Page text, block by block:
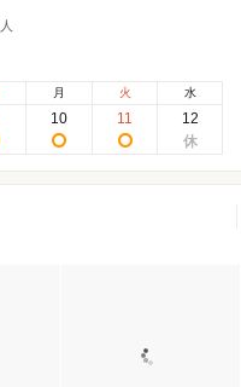
人
月
10
火
11
水
12